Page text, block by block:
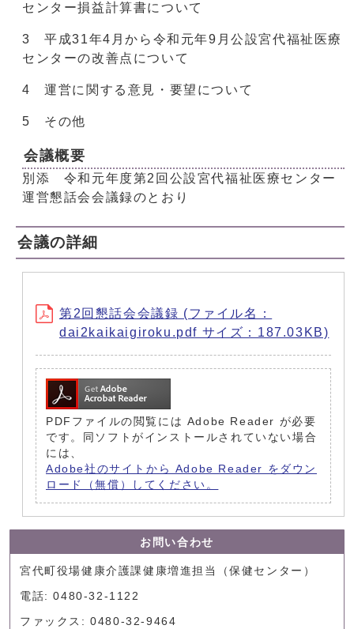
センター損益計算書について
3 平成31年4月から令和元年9月公設宮代福祉医療
センターの改善点について
4 運営に関する意見・要望について
5 その他
会議概要
別添 令和元年度第2回公設宮代福祉医療センター
運営懇話会会議録のとおり
会議の詳細
第2回懇話会会議録 (ファイル名：
dai2kaikaigiroku.pdf サイズ：187.03KB)
PDFファイルの閲覧には Adobe Reader が必要
です。同ソフトがインストールされていない場合
には、
Adobe社のサイトから Adobe Reader をダウン
ロード（無償）してください。
お問い合わせ
宮代町役場健康介護課健康増進担当（保健センター）
電話: 0480-32-1122
ファックス: 0480-32-9464